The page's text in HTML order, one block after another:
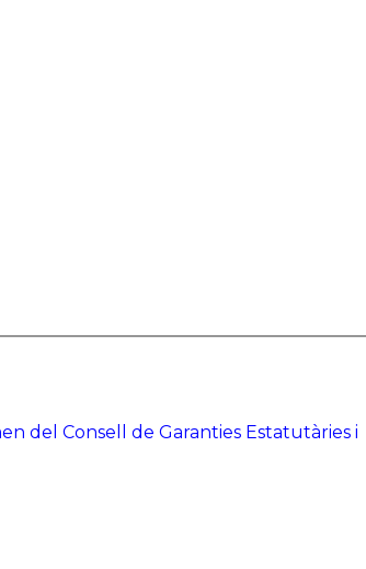
del Consell de Garanties Estatutàries i